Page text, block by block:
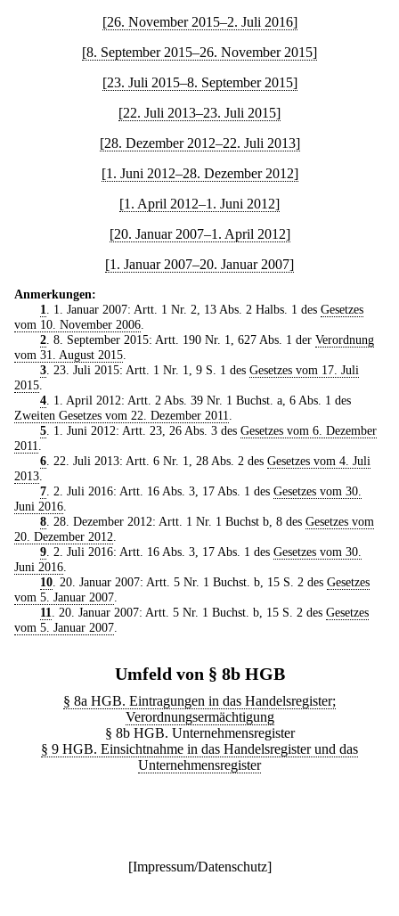
[26. November 2015–2. Juli 2016]
[8. September 2015–26. November 2015]
[23. Juli 2015–8. September 2015]
[22. Juli 2013–23. Juli 2015]
[28. Dezember 2012–22. Juli 2013]
[1. Juni 2012–28. Dezember 2012]
[1. April 2012–1. Juni 2012]
[20. Januar 2007–1. April 2012]
[1. Januar 2007–20. Januar 2007]
Anmerkungen:
1
. 1. Januar 2007: Artt. 1 Nr. 2, 13 Abs. 2 Halbs. 1 des Gesetzes
vom 10. November 2006
2. 8. September 2015: Artt. 190 Nr. 1, 627 Abs. 1 der Verordnung
vom 31. August 2015
3. 23. Juli 2015: Artt. 1 Nr. 1, 9 S. 1 des Gesetzes vom 17. Juli
2015
4. 1. April 2012: Artt. 2 Abs. 39 Nr. 1 Buchst. a, 6 Abs. 1 des
Zweiten Gesetzes vom 22. Dezember 2011
5. 1. Juni 2012: Artt. 23, 26 Abs. 3 des Gesetzes vom 6. Dezember
2011
6. 22. Juli 2013: Artt. 6 Nr. 1, 28 Abs. 2 des Gesetzes vom 4. Juli
2013
7. 2. Juli 2016: Artt. 16 Abs. 3, 17 Abs. 1 des Gesetzes vom 30.
Juni 2016
8. 28. Dezember 2012: Artt. 1 Nr. 1 Buchst b, 8 des Gesetzes vom
20. Dezember 2012
9. 2. Juli 2016: Artt. 16 Abs. 3, 17 Abs. 1 des Gesetzes vom 30.
Juni 2016
10. 20. Januar 2007: Artt. 5 Nr. 1 Buchst. b, 15 S. 2 des Gesetzes
vom 5. Januar 2007
11
. 20. Januar 2007: Artt. 5 Nr. 1 Buchst. b, 15 S. 2 des Gesetzes
vom 5. Januar 2007
Umfeld von § 8b HGB
§ 8a HGB. Eintragungen in das Handelsregister;
Verordnungsermächtigung
§ 8b HGB. Unternehmensregister
§ 9 HGB. Einsichtnahme in das Handelsregister und das
Unternehmensregister
[Impressum/Datenschutz]